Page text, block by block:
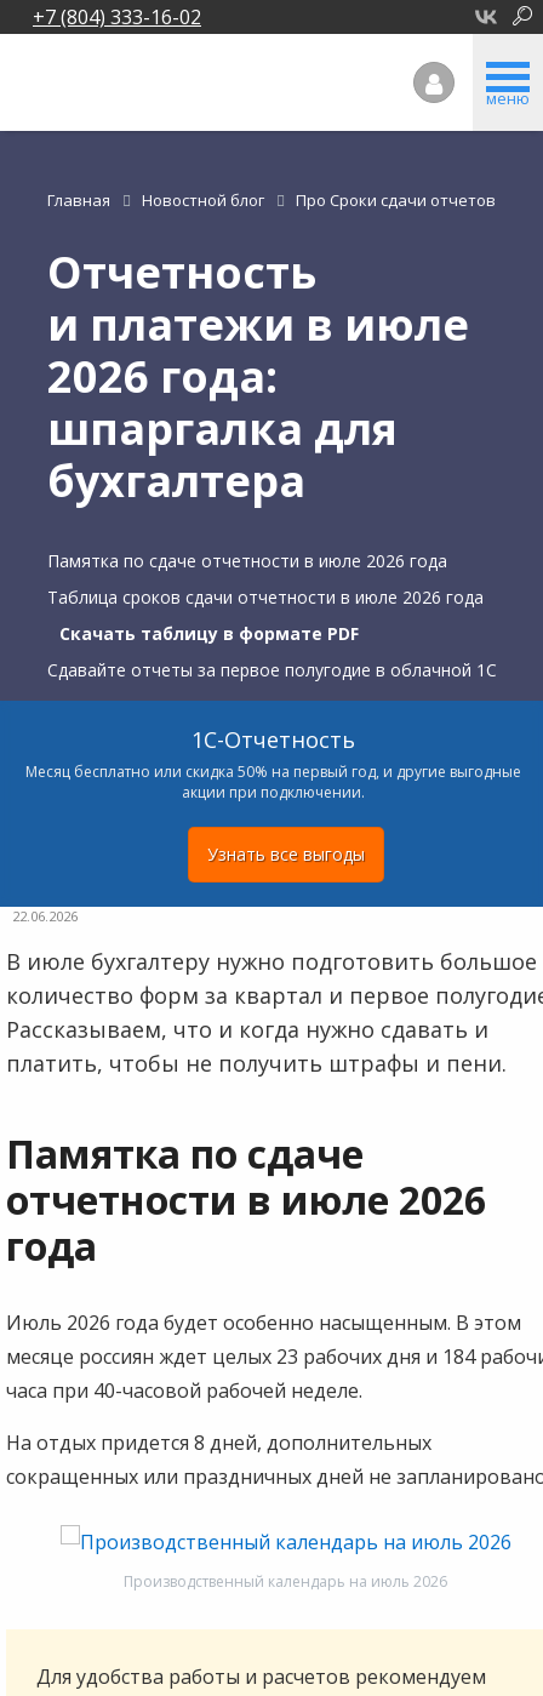
+7 (804) 333-16-02
меню
Главная Новостной блог Про Сроки сдачи отчетов
Отчетность
и платежи в июле
2026 года:
шпаргалка для
бухгалтера
Памятка по сдаче отчетности в июле 2026 года
Таблица сроков сдачи отчетности в июле 2026 года
Скачать таблицу в формате PDF
Сдавайте отчеты за первое полугодие в облачной 1С
1С-Отчетность
Месяц бесплатно или скидка 50% на первый год, и другие выгодные
акции при подключении.
Узнать все выгоды
22.06.2026
В июле бухгалтеру нужно подготовить большое
количество форм за квартал и первое
Рассказываем, что и когда нужно сдавать и
платить, чтобы не получить штрафы и пени.
Памятка по сдаче
отчетности в июле 2026
года
Июль 2026 года будет особенно насыщенным. В этом
месяце россиян ждет целых 23 рабочих дня и 184
часа при 40-часовой рабочей неделе.
На отдых придется 8 дней, дополнительных
сокращенных или праздничных дней не
Производственный календарь на июль 2026
Для удобства работы и расчетов рекомендуем